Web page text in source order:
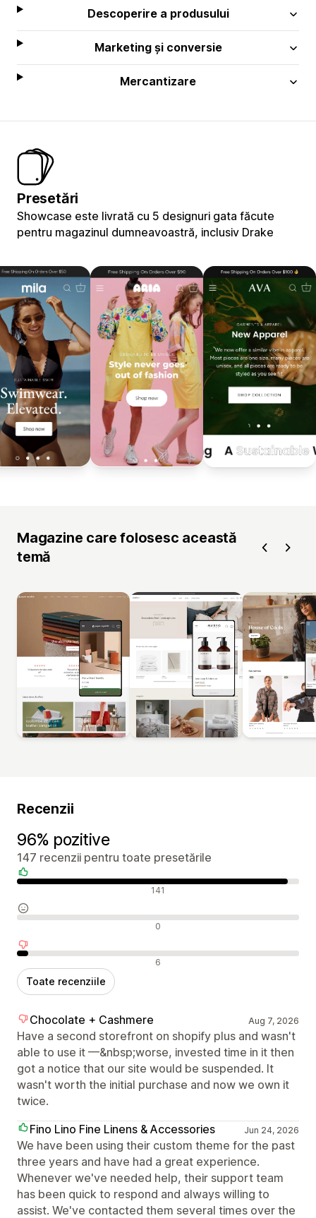
Descoperire a produsului
Marketing și conversie
Mercantizare
Presetări
Showcase este livrată cu 5 designuri gata făcute
pentru magazinul dumneavoastră, inclusiv Drake
Magazine care folosesc această
temă
Recenzii
96% pozitive
147 recenzii pentru toate presetările
Recenzii pozitive 141
Recenzii neutre 0
Recenzii negative 6
Toate recenziile
Chocolate + Cashmere Aug 7, 2026
Have a second storefront on shopify plus and wasn't
able to use it —&nbsp;worse, invested time in it then
got a notice that our site would be suspended. It
wasn't worth the initial purchase and now we own it
twice.
Fino Lino Fine Linens & Accessories
Jun 24, 2026
We have been using their custom theme for the past
three years and have had a great experience.
Whenever we've needed help, their support team
has been quick to respond and always willing to
assist. We've contacted them several times over the